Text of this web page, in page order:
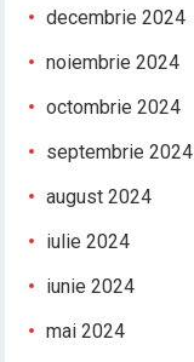
decembrie 2024
noiembrie 2024
octombrie 2024
septembrie 2024
august 2024
iulie 2024
iunie 2024
mai 2024